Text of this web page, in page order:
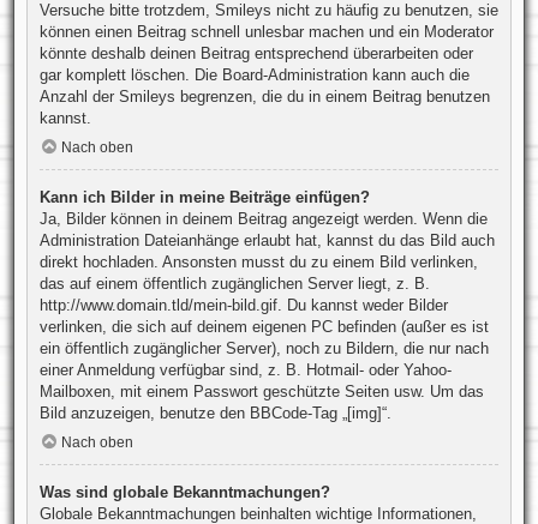
Versuche bitte trotzdem, Smileys nicht zu häufig zu benutzen, sie
können einen Beitrag schnell unlesbar machen und ein Moderator
könnte deshalb deinen Beitrag entsprechend überarbeiten oder
gar komplett löschen. Die Board-Administration kann auch die
Anzahl der Smileys begrenzen, die du in einem Beitrag benutzen
kannst.
Nach oben
Kann ich Bilder in meine Beiträge einfügen?
Ja, Bilder können in deinem Beitrag angezeigt werden. Wenn die
Administration Dateianhänge erlaubt hat, kannst du das Bild auch
direkt hochladen. Ansonsten musst du zu einem Bild verlinken,
das auf einem öffentlich zugänglichen Server liegt, z. B.
http://www.domain.tld/mein-bild.gif. Du kannst weder Bilder
verlinken, die sich auf deinem eigenen PC befinden (außer es ist
ein öffentlich zugänglicher Server), noch zu Bildern, die nur nach
einer Anmeldung verfügbar sind, z. B. Hotmail- oder Yahoo-
Mailboxen, mit einem Passwort geschützte Seiten usw. Um das
Bild anzuzeigen, benutze den BBCode-Tag „[img]“.
Nach oben
Was sind globale Bekanntmachungen?
Globale Bekanntmachungen beinhalten wichtige Informationen,